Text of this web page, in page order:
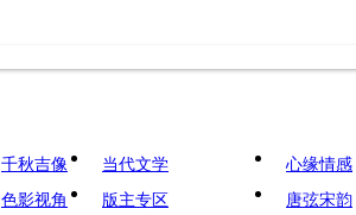
千秋吉像
当代文学
色影视角 版主专区
心缘情感
唐弦宋韵